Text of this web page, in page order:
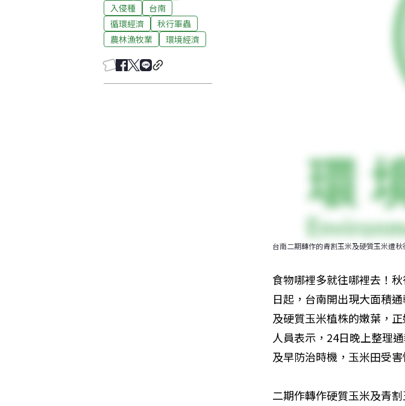
入侵種
台南
循環經濟
秋行軍蟲
農林漁牧業
環境經濟
台南二期轉作的青割玉米及硬質玉米遭
食物哪裡多就往哪裡去！
日起，台南開出現大面積
及硬質玉米植株的嫩葉，
人員表示，24日晚上整理
及早防治時機，玉米田受
二期作轉作硬質玉米及青